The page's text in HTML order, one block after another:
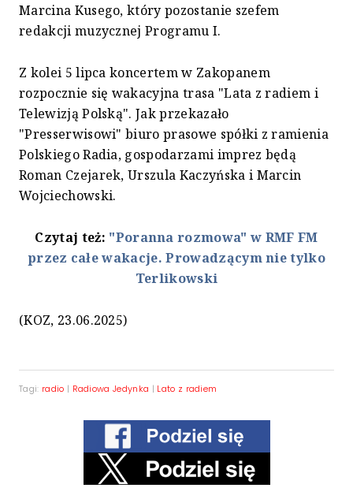
Marcina Kusego, który pozostanie szefem
redakcji muzycznej Programu I.
Z kolei 5 lipca koncertem w Zakopanem
rozpocznie się wakacyjna trasa "Lata z radiem i
Telewizją Polską". Jak przekazało
"Presserwisowi" biuro prasowe spółki z ramienia
Polskiego Radia, gospodarzami imprez będą
Roman Czejarek, Urszula Kaczyńska i Marcin
Wojciechowski.
Czytaj też: "Poranna rozmowa" w RMF FM
przez całe wakacje. Prowadzącym nie tylko
Terlikowski
(KOZ, 23.06.2025)
Tagi: radio | Radiowa Jedynka | Lato z radiem